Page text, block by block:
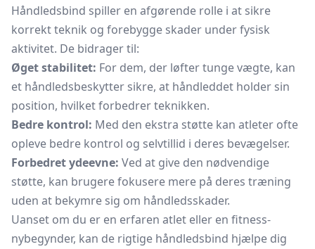
Håndledsbind spiller en afgørende rolle i at sikre
korrekt teknik og forebygge skader under fysisk
aktivitet. De bidrager til:
Øget stabilitet: For dem, der løfter tunge vægte, kan
et håndledsbeskytter sikre, at håndleddet holder sin
position, hvilket forbedrer teknikken.
Bedre kontrol: Med den ekstra støtte kan atleter ofte
opleve bedre kontrol og selvtillid i deres bevægelser.
Forbedret ydeevne: Ved at give den nødvendige
støtte, kan brugere fokusere mere på deres træning
uden at bekymre sig om håndledsskader.
Uanset om du er en erfaren atlet eller en fitness-
nybegynder, kan de rigtige håndledsbind hjælpe dig